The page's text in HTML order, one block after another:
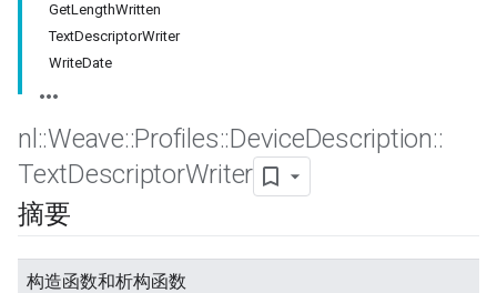
GetLengthWritten
TextDescriptorWriter
WriteDate
nl ::Weave::Profiles::DeviceDescription::
TextDescriptorWriter
摘要
构造函数和析构函数